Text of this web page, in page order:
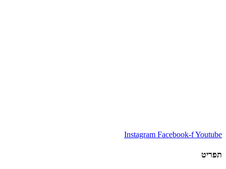
Instagram Facebook-fYoutube
תפריט